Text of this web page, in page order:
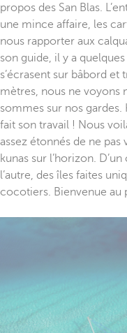
propos des San Blas.
une mince affaire, les
nous rapporter aux
son guide, il y a
s’écrasent sur bâbord
mètres, nous ne voyons
sommes sur nos gardes.
fait son travail ! Nous
assez étonnés de ne
kunas sur l’horizon.
l’autre, des îles faites
cocotiers. Bienvenue au